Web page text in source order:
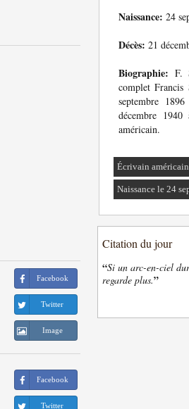
Facebook
Twitter
Image
Facebook
Twitter
Naissance: 24
Décès: 21
Biographie: F.
complet
septembre
décembre
américain.
Écrivain américain
Naissance le 24
Citation du jour
“Si un arc-en-ciel
regarde plus.”